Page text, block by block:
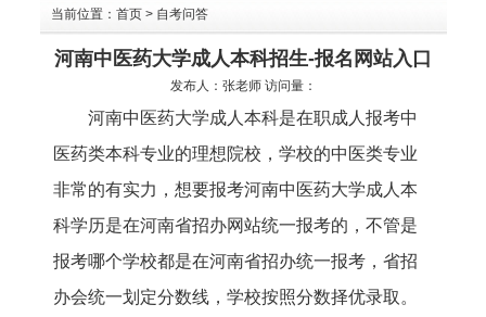
当前位置： 首页> 自考问答
河南中医药大学成人本科招生-报名网站入口
发布人： 张老师访问量：
河南中医药大学成人本科是在职成人报考中
医药类本科专业的理想院校，学校的中医类专业
非常的有实力，想要报考河南中医药大学成人本
科学历是在河南省招办网站统一报考的，不管是
报考哪个学校都是在河南省招办统一报考，省招
办会统一划定分数线，学校按照分数择优录取。